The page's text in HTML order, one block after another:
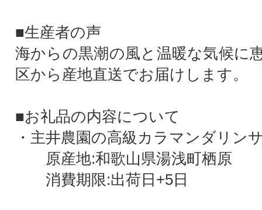
■生産者の声
海からの黒潮の風と温暖な気候に
区から産地直送でお届けします。
■お礼品の内容について
・主井農園の高級カラマンダリン
原産地:和歌山県湯浅町栖原
消費期限:出荷日+5日